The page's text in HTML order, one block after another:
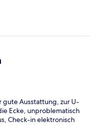
gute Ausstattung, zur U-
Ecke, unproblematisch
Check-in elektronisch